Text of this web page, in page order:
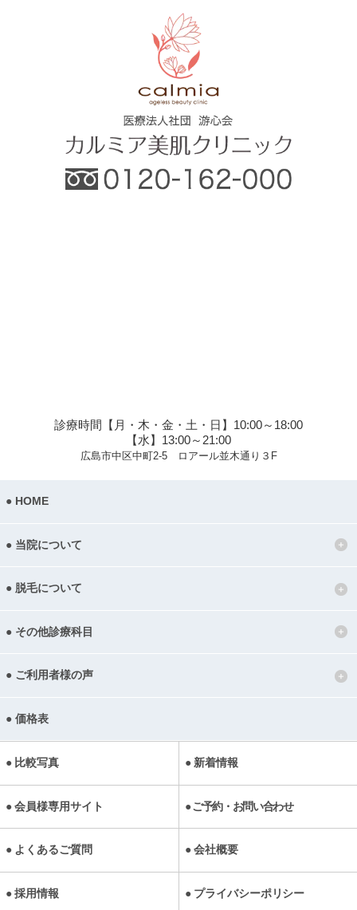
診療時間【月・木・金・土・日】10:00～18:00
【水】13:00～21:00
広島市中区中町2-5 ロアール並木通り３F
HOME
当院について
脱毛について
その他診療科目
ご利用者様の声
価格表
比較写真
会員様専用サイト
よくあるご質問
採用情報
新着情報
ご予約・お問い合わせ
会社概要
プライバシーポリシー